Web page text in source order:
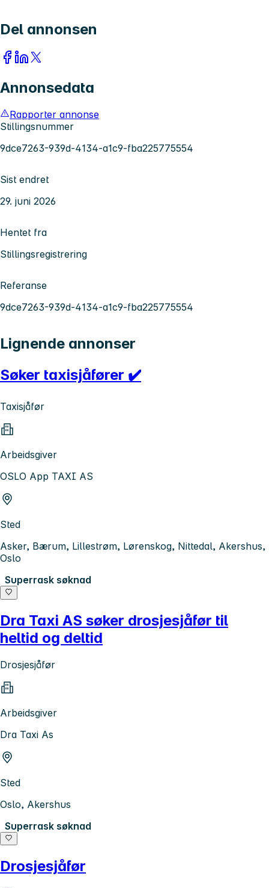
Del annonsen
Annonsedata
Rapporter annonse
Stillingsnummer
9dce7263-939d-4134-a1c9-fba225775554
Sist endret
29. juni 2026
Hentet fra
Stillingsregistrering
Referanse
9dce7263-939d-4134-a1c9-fba225775554
Lignende annonser
Søker taxisjåfører ✔️
Taxisjåfør
Arbeidsgiver
OSLO App TAXI AS
Sted
Asker, Bærum, Lillestrøm, Lørenskog, Nittedal, Akershus,
Oslo
Superrask søknad
Dra Taxi AS søker drosjesjåfør til
heltid og deltid
Drosjesjåfør
Arbeidsgiver
Dra Taxi As
Sted
Oslo, Akershus
Superrask søknad
Drosjesjåfør